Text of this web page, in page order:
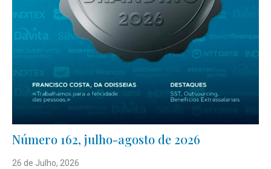
Número 162, julho-agosto de 2026
26 de Julho, 2026